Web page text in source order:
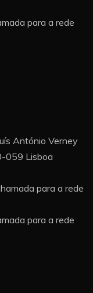
para a rede
António Verney
059 Lisboa
para a rede
para a rede